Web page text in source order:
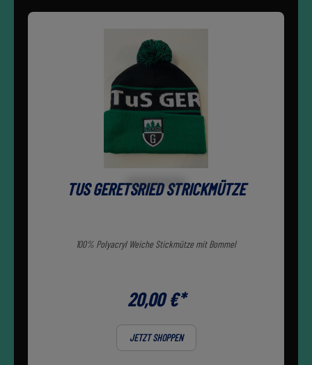
TUS GERETSRIED STRICKMÜTZE
100% Polyacryl Weiche Stickmütze mit Bommel
20,00 €*
JETZT SHOPPEN